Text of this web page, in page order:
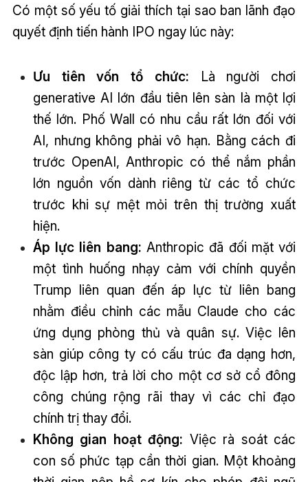
Có một số yếu tố giải thích tại sao ban lãnh đạo
quyết định tiến hành IPO ngay lúc này:
Ưu tiên vốn tổ chức: Là người chơi
generative AI lớn đầu tiên lên sàn là một lợi
thế lớn. Phố Wall có nhu cầu rất lớn đối với
AI, nhưng không phải vô hạn. Bằng cách đi
trước OpenAI, Anthropic có thể nắm phần
lớn nguồn vốn dành riêng từ các tổ chức
trước khi sự mệt mỏi trên thị trường xuất
hiện.
Áp lực liên bang: Anthropic đã đối mặt với
một tình huống nhạy cảm với chính quyền
Trump liên quan đến áp lực từ liên bang
nhằm điều chỉnh các mẫu Claude cho các
ứng dụng phòng thủ và quân sự. Việc lên
sàn giúp công ty có cấu trúc đa dạng hơn,
độc lập hơn, trả lời cho một cơ sở cổ đông
công chúng rộng rãi thay vì các chỉ đạo
chính trị thay đổi.
Không gian hoạt động: Việc rà soát các
con số phức tạp cần thời gian. Một khoảng